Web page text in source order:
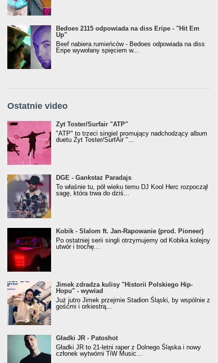
Bedoes 2115 odpowiada na diss Eripe - "Hit Em
Up"
Beef nabiera rumieńców - Bedoes odpowiada na diss
Eripe wywołany spięciem w...
Ostatnie video
Żyt Toster/SurfAir - ATP VIDEO
Żyt Toster/Surfair "ATP"
"ATP" to trzeci singiel promujący nadchodzący album
duetu Żyt Toster/SurfAir "...
donGURALesko z nagrodą za
Klasyczny/Trueschoolowy Album Roku
(Popkillery 2023)
DGE - Gankstaz Paradajs
To właśnie tu, pół wieku temu DJ Kool Herc rozpoczął
sagę, która trwa do dziś...
Kobik - Slalom ft. Jan-Rapowanie (prod. Pioneer)
[Official Music Visualiser]
Kobik - Slalom ft. Jan-Rapowanie (prod. Pioneer)
Po ostatniej serii singli otrzymujemy od Kobika kolejny
utwór i trochę...
Jimek zdradza kulisy "Historii Polskiego Hip-
Hopu" - wywiad
Jimek zdradza kulisy "Historii Polskiego Hip-
Hopu" - wywiad
Już jutro Jimek przejmie Stadion Śląski, by wspólnie z
gośćmi i orkiestrą...
Gładki JR - Patoshot
Gładki JR - Patoshot
Gładki JR to 21-letni raper z Dolnego Śląska i nowy
członek wytwórni TiW Music...